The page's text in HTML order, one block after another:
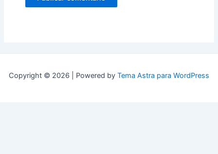
Copyright © 2026 | Powered by Tema Astra para WordPress